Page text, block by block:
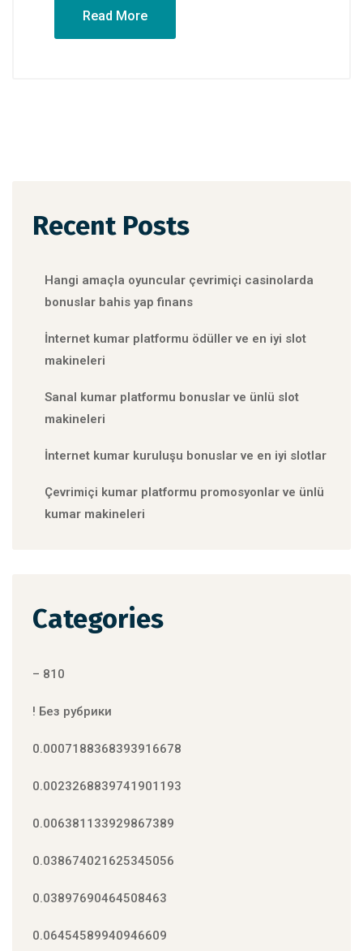
Read More
Recent Posts
Hangi amaçla oyuncular çevrimiçi casinolarda
bonuslar bahis yap finans
İnternet kumar platformu ödüller ve en iyi slot
makineleri
Sanal kumar platformu bonuslar ve ünlü slot
makineleri
İnternet kumar kuruluşu bonuslar ve en iyi slotlar
Çevrimiçi kumar platformu promosyonlar ve ünlü
kumar makineleri
Categories
– 810
! Без рубрики
0.0007188368393916678
0.0023268839741901193
0.006381133929867389
0.038674021625345056
0.03897690464508463
0.06454589940946609